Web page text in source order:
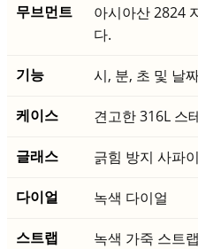
무브먼트
아시아산 2824
다.
기능 시, 분, 초 및 날
케이스 견고한 316L 스
글래스 긁힘 방지 사파
다이얼 녹색 다이얼
스트랩 녹색 가죽 스트랩